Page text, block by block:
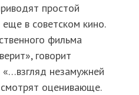
простой
в советском кино.
фильма
говорит
незамужней
оценивающе.